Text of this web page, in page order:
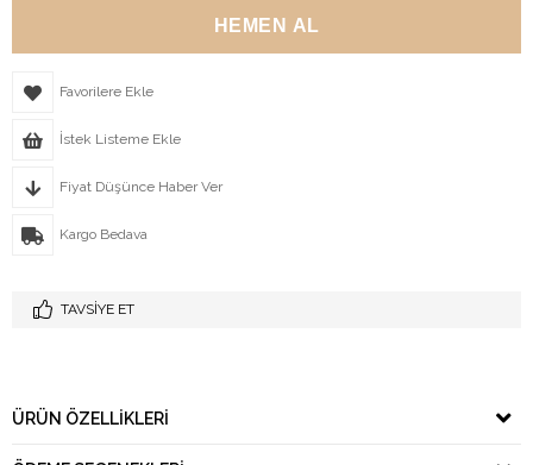
Favorilere Ekle
İstek Listeme Ekle
Fiyat Düşünce Haber Ver
Kargo Bedava
TAVSIYE ET
ÜRÜN ÖZELLIKLERI